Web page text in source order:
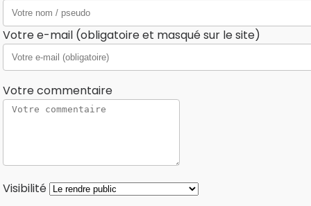
Votre e-mail (obligatoire et masqué sur le site)
Votre commentaire
Visibilité